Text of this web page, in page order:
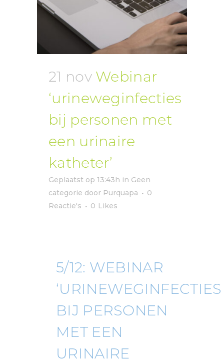
21 nov Webinar
‘urineweginfecties
bij personen met
een urinaire
katheter’
Geplaatst op 13:43h in Geen
categorie door Purquapa
0
Reactie's
0 Likes
5/12: WEBINAR
‘URINEWEGINFECTIES
BIJ PERSONEN
MET EEN
URINAIRE